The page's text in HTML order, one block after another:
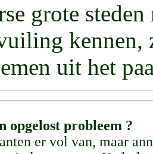
grote
kennen,
uit het
opgelost probleem ?
er vol van, maar